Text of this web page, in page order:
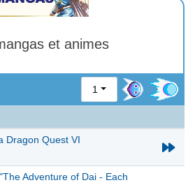
et animes
1
Dragon Quest VI
Adventure of Dai - Each